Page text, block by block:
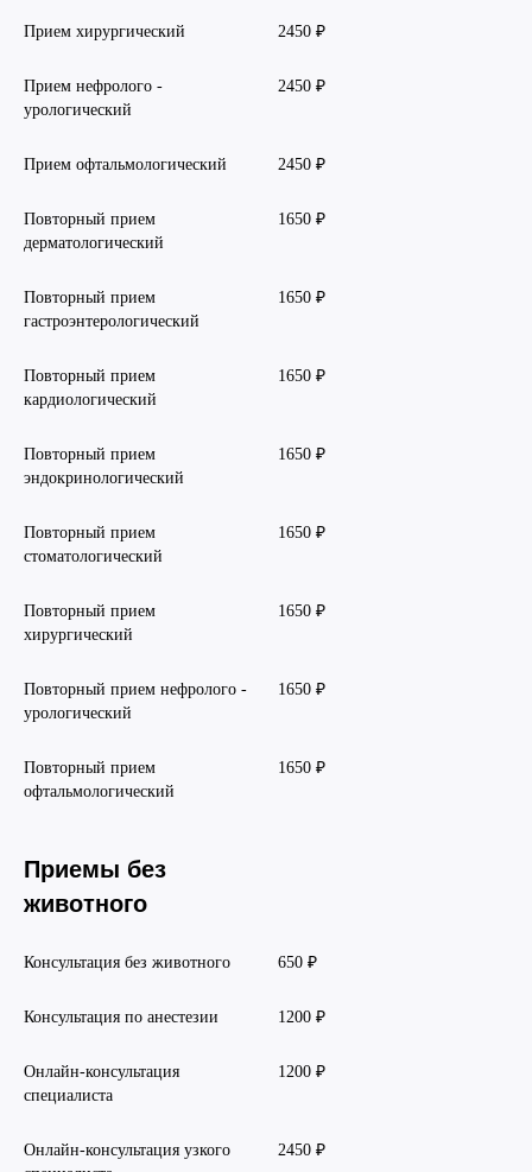
Прием хирургический 2450 ₽
Прием нефролого -
урологический
2450 ₽
Прием офтальмологический 2450 ₽
Повторный прием
дерматологический
1650 ₽
Повторный прием
гастроэнтерологический
1650 ₽
Повторный прием
кардиологический
1650 ₽
Повторный прием
эндокринологический
1650 ₽
Повторный прием
стоматологический
1650 ₽
Повторный прием
хирургический
1650 ₽
Повторный прием нефролого -
урологический
1650 ₽
Повторный прием
офтальмологический
1650 ₽
Приемы без
животного
Консультация без животного 650 ₽
Консультация по анестезии 1200 ₽
Онлайн-консультация
специалиста
1200 ₽
Онлайн-консультация узкого
2450 ₽